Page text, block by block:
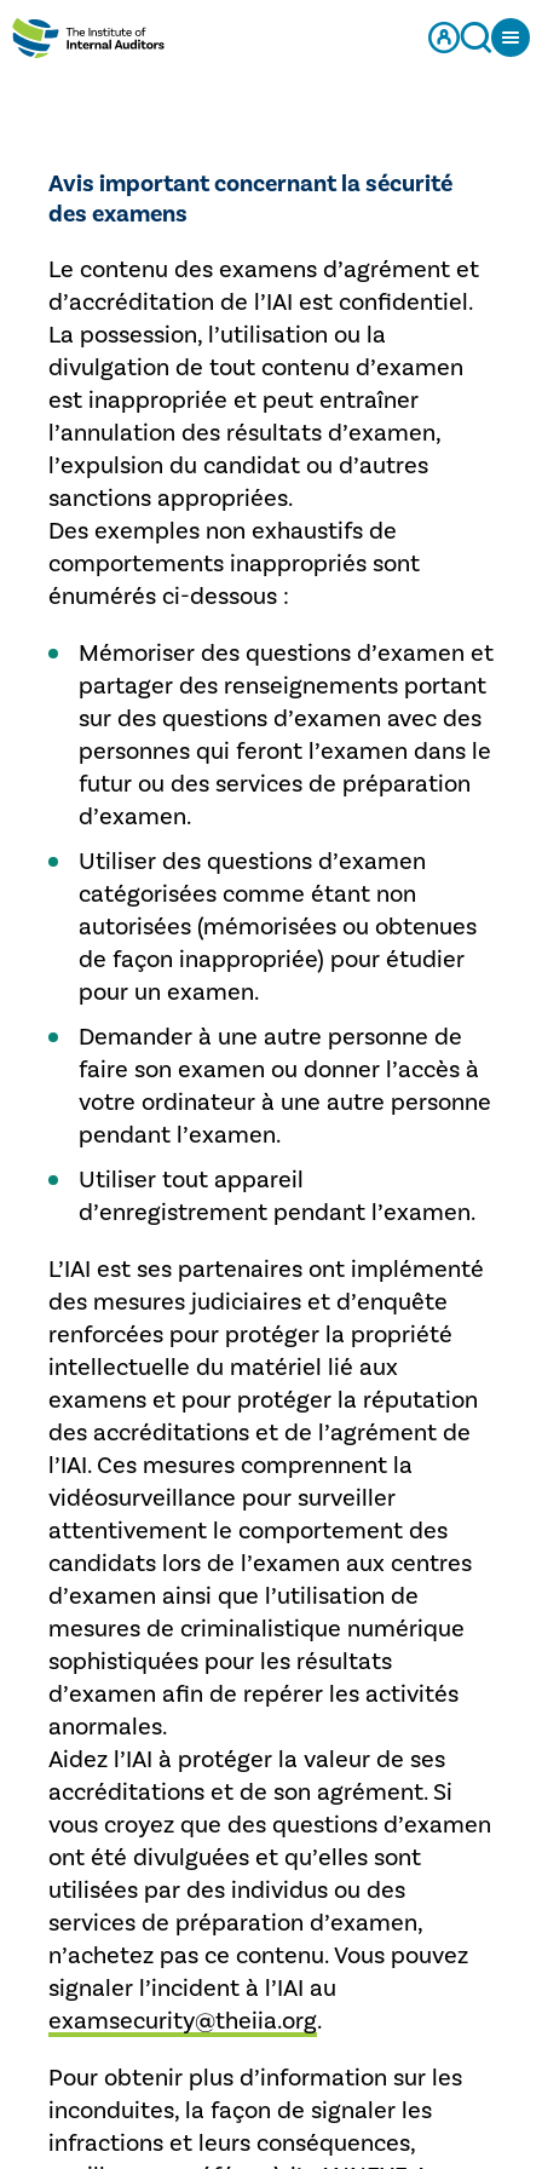
Avis important concernant la sécurité
des examens
Le contenu des examens d’agrément et
d’accréditation de l’IAI est confidentiel.
La possession, l’utilisation ou la
divulgation de tout contenu d’examen
est inappropriée et peut entraîner
l’annulation des résultats d’examen,
l’expulsion du candidat ou d’autres
sanctions appropriées.
Des exemples non exhaustifs de
comportements inappropriés sont
énumérés ci-dessous :
Mémoriser des questions d’examen et
partager des renseignements portant
sur des questions d’examen avec des
personnes qui feront l’examen dans le
futur ou des services de préparation
d’examen.
Utiliser des questions d’examen
catégorisées comme étant non
autorisées (mémorisées ou obtenues
de façon inappropriée) pour étudier
pour un examen.
Demander à une autre personne de
faire son examen ou donner l’accès à
votre ordinateur à une autre personne
pendant l’examen.
Utiliser tout appareil
d’enregistrement pendant l’examen.
L’IAI est ses partenaires ont implémenté
des mesures judiciaires et d’enquête
renforcées pour protéger la propriété
intellectuelle du matériel lié aux
examens et pour protéger la réputation
des accréditations et de l’agrément de
l’IAI. Ces mesures comprennent la
vidéosurveillance pour surveiller
attentivement le comportement des
candidats lors de l’examen aux centres
d’examen ainsi que l’utilisation de
mesures de criminalistique numérique
sophistiquées pour les résultats
d’examen afin de repérer les activités
anormales.
Aidez l’IAI à protéger la valeur de ses
accréditations et de son agrément. Si
vous croyez que des questions d’examen
ont été divulguées et qu’elles sont
utilisées par des individus ou des
services de préparation d’examen,
n’achetez pas ce contenu. Vous pouvez
signaler l’incident à l’IAI au
examsecurity@theiia.org.
Pour obtenir plus d’information sur les
inconduites, la façon de signaler les
infractions et leurs conséquences,